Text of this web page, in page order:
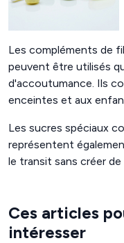
Les compléments de
peuvent être utilisés
d'accoutumance. Ils
enceintes et aux
Les sucres spéciaux
représentent
le transit sans créer de
Ces articles
intéresser